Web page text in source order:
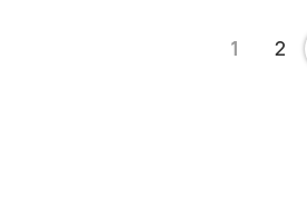
1 2